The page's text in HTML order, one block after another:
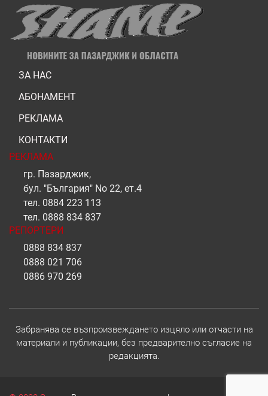
ЗА НАС
АБОНАМЕНТ
РЕКЛАМА
КОНТАКТИ
РЕКЛАМА
гр. Пазарджик,
бул. "България" No 22, ет.4
тел. 0884 223 113
тел. 0888 834 837
РЕПОРТЕРИ
0888 834 837
0888 021 706
0886 970 269
Забранява се възпроизвеждането изцяло или отчасти на
материали и публикации, без предварително съгласие на
редакцията.